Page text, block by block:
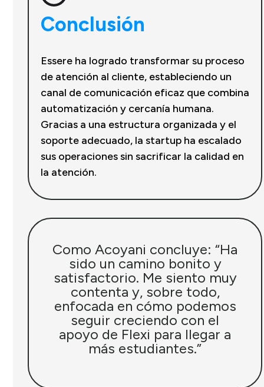
Conclusión
Essere ha logrado transformar su proceso
de atención al cliente, estableciendo un
canal de comunicación eficaz que combina
automatización y cercanía humana.
Gracias a una estructura organizada y el
soporte adecuado, la startup ha escalado
sus operaciones sin sacrificar la calidad en
la atención.
Como Acoyani concluye: “Ha
sido un camino bonito y
satisfactorio. Me siento muy
contenta y, sobre todo,
enfocada en cómo podemos
seguir creciendo con el
apoyo de Flexi para llegar a
más estudiantes.”